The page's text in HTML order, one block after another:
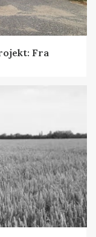
Fra